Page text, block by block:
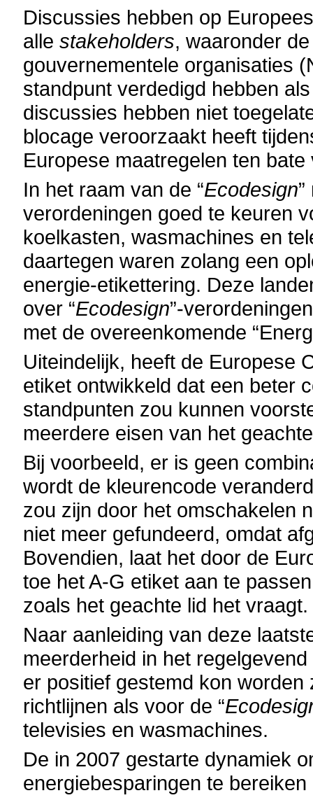
Discussies hebben op
allestakeholders, waaronder
gouvernementele organisaties
standpunt verdedigd hebben
discussies hebben niet
blocage veroorzaakt heeft
Europese maatregelen ten
In het raam van de “Ecodesign
verordeningen goed te keuren
koelkasten, wasmachines en
daartegen waren zolang een
energie-etikettering. Deze
over “Ecodesign”-
met de overeenkomende
Uiteindelijk, heeft de Europese
etiket ontwikkeld dat een beter
standpunten zou kunnen
meerdere eisen van het
Bij voorbeeld, er is geen
wordt de kleurencode
zou zijn door het omschakelen
niet meer gefundeerd, omdat
Bovendien, laat het door de
toe het A-G etiket aan te
zoals het geachte lid het vraagt.
Naar aanleiding van deze
meerderheid in het
er positief gestemd kon worden
richtlijnen als voor de “
televisies en wasmachines.
De in 2007 gestarte dynamiek
energiebesparingen te